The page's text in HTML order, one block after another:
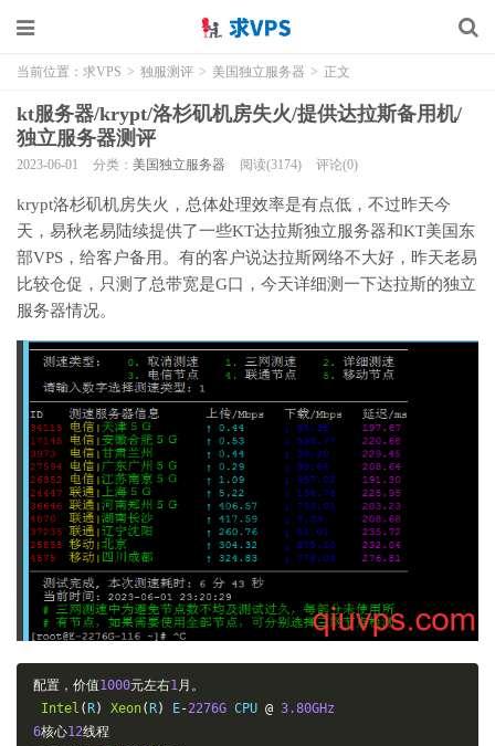
当前位置： 求VPS > 独服测评 > 美国独立服务器 > 正文
kt服务器/krypt/洛杉矶机房失火/提供达拉斯备用机/
独立服务器测评
2023-06-01 分类： 美国独立服务器 阅读(3174) 评论(0)
krypt洛杉矶机房失火，总体处理效率是有点低，不过昨天今
天，易秋老易陆续提供了一些KT达拉斯独立服务器和KT美国东
部VPS，给客户备用。有的客户说达拉斯网络不大好，昨天老易
比较仓促，只测了总带宽是G口，今天详细测一下达拉斯的独立
服务器情况。
配置，价值1000元左右1月。
Intel ( R) Xeon( R) E-2276G CPU @ 3.80GHz
6核心12线程